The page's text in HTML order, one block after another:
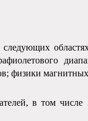
физики
в том